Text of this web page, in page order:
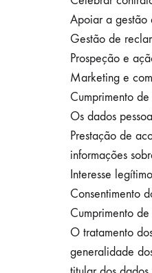
Apoiar a gestão
Gestão de
Prospeção e
Marketing e
Cumprimento
Os dados
Prestação de
informações
Interesse
Consentimento
Cumprimento
O tratamento
generalidade